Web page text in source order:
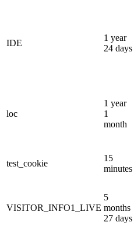
IDE
1 year
24 days
loc
1 year
1
month
test_cookie
15
minutes
VISITOR_INFO1_LIVE
5
months
27 days